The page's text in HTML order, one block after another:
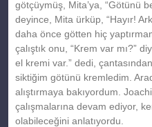
götçüymüş, Mita’ya, “Götünü
deyince, Mita ürküp, “Hayır!
daha önce götten hiç
çalıştık onu, “Krem var mı?”
el kremi var.” dedi,
siktiğim götünü kremledim.
alıştırmaya bakıyordum.
çalışmalarına devam ediyor,
olabileceğini anlatıyordu.